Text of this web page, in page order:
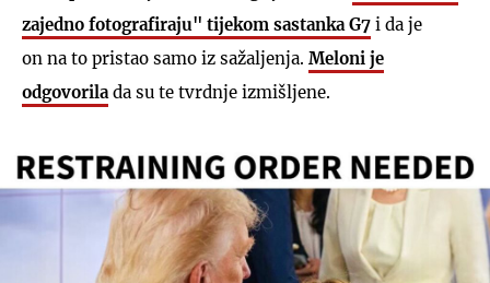
zajedno fotografiraju" tijekom sastanka G7 i da je
on na to pristao samo iz sažaljenja. Meloni je
odgovorila da su te tvrdnje izmišljene.